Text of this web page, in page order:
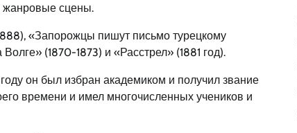
жанровые сцены.
«Запорожцы пишут письмо турецкому
(1870-1873) и «Расстрел» (1881 год).
он был избран академиком и получил звание
времени и имел многочисленных учеников и